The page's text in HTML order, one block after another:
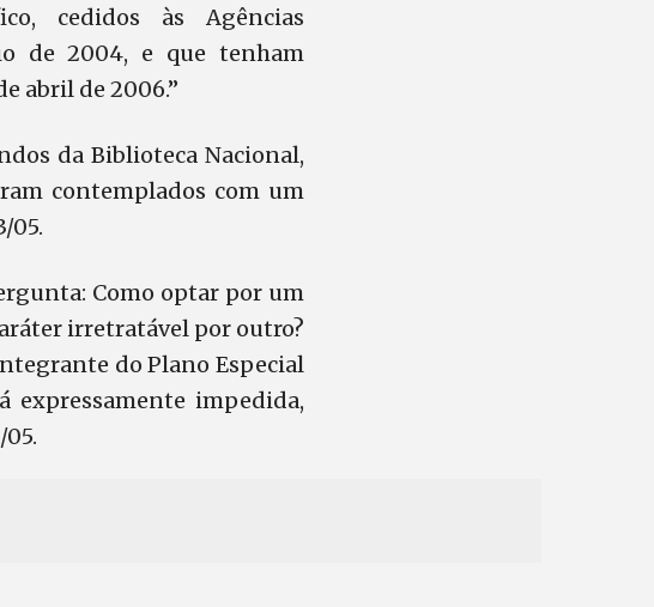
cedidos às Agências
de 2004, e que tenham
abril de 2006.”
da Biblioteca Nacional,
contemplados com um
05.
Como optar por um
irretratável por outro?
do Plano Especial
expressamente impedida,